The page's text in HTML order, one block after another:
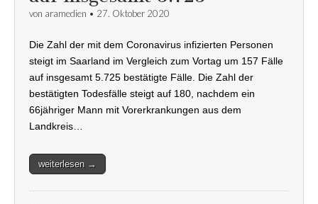
von aramedien • 27. Oktober 2020
Die Zahl der mit dem Coronavirus infizierten Personen
steigt im Saarland im Vergleich zum Vortag um 157 Fälle
auf insgesamt 5.725 bestätigte Fälle. Die Zahl der
bestätigten Todesfälle steigt auf 180, nachdem ein
66jähriger Mann mit Vorerkrankungen aus dem
Landkreis…
weiterlesen →